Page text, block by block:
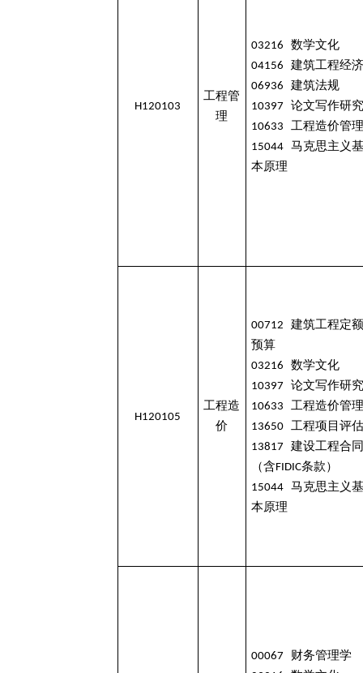
H120103
工程管
理
03216 数学文化
04156 建筑工程经济
06936 建筑法规
10397 论文写作研究
10633 工程造价管理
15044 马克思主义基
本原理
H120105
工程造
价
00712 建筑工程定额
预算
03216 数学文化
10397 论文写作研究
10633 工程造价管理
13650 工程项目评估
13817 建设工程合同
（含FIDIC条款）
15044 马克思主义基
本原理
00067 财务管理学